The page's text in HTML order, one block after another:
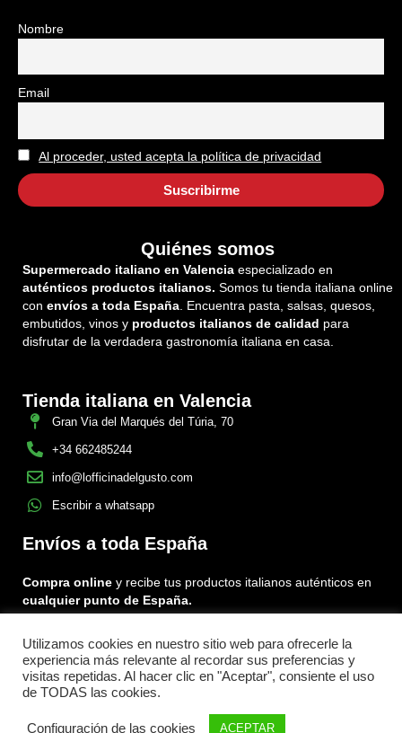
Nombre
Email
Al proceder, usted acepta la política de privacidad
Quiénes somos
Supermercado italiano en Valencia especializado en
auténticos productos italianos. Somos tu tienda italiana online
con envíos a toda España . Encuentra pasta, salsas, quesos,
embutidos, vinos y productos italianos de calidad para
disfrutar de la verdadera gastronomía italiana en casa.
Tienda italiana en Valencia
Gran Via del Marqués del Túria, 70
+34 662485244
info@lofficinadelgusto.com
Escribir a whatsapp
Envíos a toda España
Compra online y recibe tus productos italianos auténticos en
cualquier punto de España.
Encuéntranos en:
FacebookInstagram
Tiktok
Utilizamos cookies en nuestro sitio web para ofrecerle la
experiencia más relevante al recordar sus preferencias y
visitas repetidas. Al hacer clic en "Aceptar", consiente el uso
de TODAS las cookies.
Configuración de las cookies ACEPTAR